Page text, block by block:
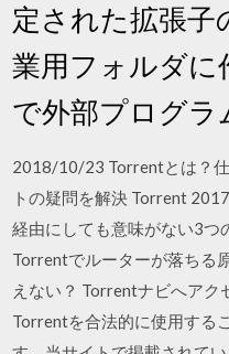
定された拡張
業用フォルダに
で外部プログラ
2018/10/23 Torrentとは？
トの疑問を解決 Torrent
経由にしても意味がない3
Torrentでルーターが落ちる
えない？ Torrentナビへアク
Torrentを合法的に使用する